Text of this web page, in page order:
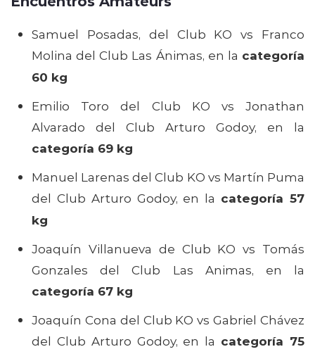
Samuel Posadas, del Club KO vs Franco
Molina del Club Las Ánimas, en la categoría
60 kg
Emilio Toro del Club KO vs Jonathan
Alvarado del Club Arturo Godoy, en la
categoría 69 kg
Manuel Larenas del Club KO vs Martín Puma
del Club Arturo Godoy, en la categoría 57
kg
Joaquín Villanueva de Club KO vs Tomás
Gonzales del Club Las Animas, en la
categoría 67 kg
Joaquín Cona del Club KO vs Gabriel Chávez
del Club Arturo Godoy, en la categoría 75